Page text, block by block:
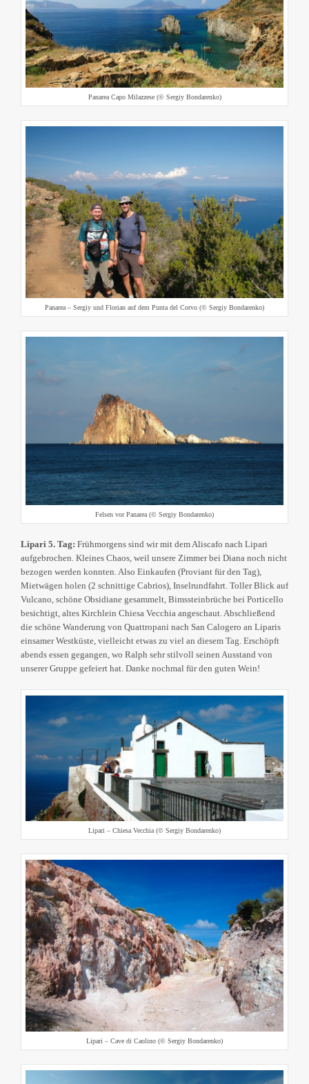
Panarea Capo Milazzese (© Sergiy Bondarenko)
Panarea – Sergiy und Florian auf dem Punta del Corvo (© Sergiy Bondarenko)
Felsen vor Panarea (© Sergiy Bondarenko)
Lipari 5. Tag: Frühmorgens sind wir mit dem Aliscafo nach Lipari
aufgebrochen. Kleines Chaos, weil unsere Zimmer bei Diana noch nicht
bezogen werden konnten. Also Einkaufen (Proviant für den Tag),
Mietwägen holen (2 schnittige Cabrios), Inselrundfahrt. Toller Blick auf
Vulcano, schöne Obsidiane gesammelt, Bimssteinbrüche bei Porticello
besichtigt, altes Kirchlein Chiesa Vecchia angeschaut. Abschließend
die schöne Wanderung von Quattropani nach San Calogero an Liparis
einsamer Westküste, vielleicht etwas zu viel an diesem Tag. Erschöpft
abends essen gegangen, wo Ralph sehr stilvoll seinen Ausstand von
unserer Gruppe gefeiert hat. Danke nochmal für den guten Wein!
Lipari – Chiesa Vecchia (© Sergiy Bondarenko)
Lipari – Cave di Caolino (© Sergiy Bondarenko)